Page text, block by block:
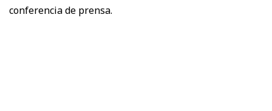
conferencia de prensa.